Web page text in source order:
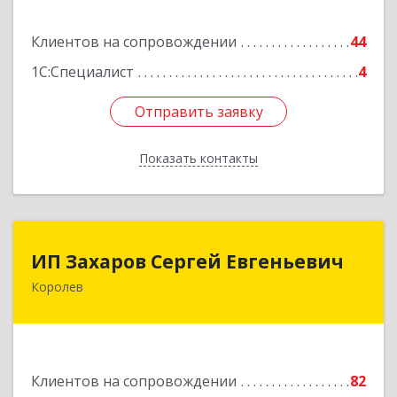
Клиентов на сопровождении
44
1С:Специалист
4
Отправить заявку
Показать контакты
Подробнее
Отправить заявку
Назад
ИП Захаров Сергей Евгеньевич
Королев
Клиентов на сопровождении 82
ИП Захаров Сергей Евгеньевич
Подробнее